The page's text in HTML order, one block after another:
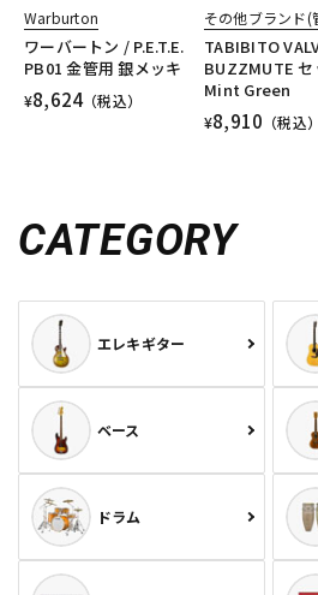
Warburton
ワーバートン / P.E.T.E.
PB01 金管用 銀メッキ
¥8,624（税込）
その他ブランド
TABIBITO
BUZZMUTE セ
Mint Green
¥8,910 （税込）
CATEGORY
エレキギター
ベース
ドラム